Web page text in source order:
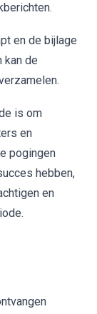
en de bijlage
kan de
is om
en
pogingen
hebben,
en